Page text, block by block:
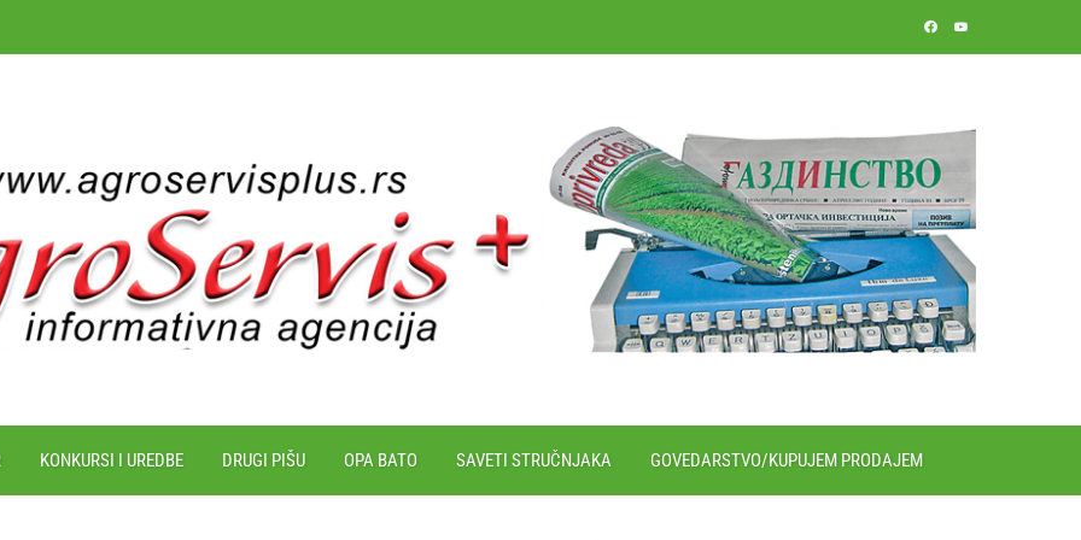
KONKURSI I UREDBE DRUGI PIŠU OPA BATO SAVETI STRUČNJAKA GOVEDARSTVO/KUPUJEM PRODAJEM